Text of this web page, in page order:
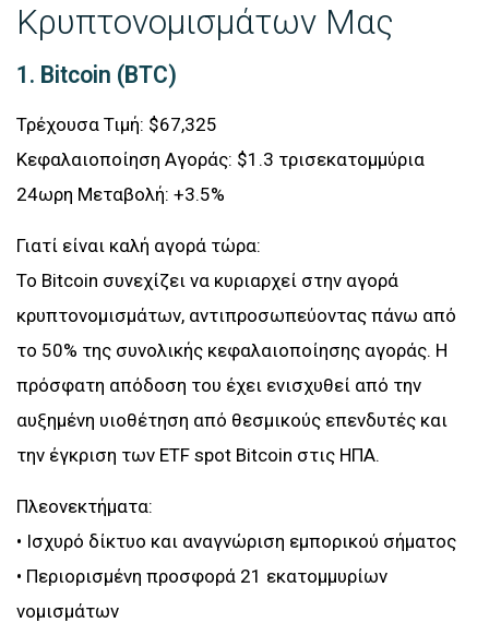
Κρυπτονομισμάτων Μας
1. Bitcoin (BTC)
Τρέχουσα Τιμή: $67,325
Κεφαλαιοποίηση Αγοράς: $1.3 τρισεκατομμύρια
24ωρη Μεταβολή: +3.5%
Γιατί είναι καλή αγορά τώρα:
Το Bitcoin συνεχίζει να κυριαρχεί στην αγορά
κρυπτονομισμάτων, αντιπροσωπεύοντας πάνω από
το 50% της συνολικής κεφαλαιοποίησης αγοράς. Η
πρόσφατη απόδοση του έχει ενισχυθεί από την
αυξημένη υιοθέτηση από θεσμικούς επενδυτές και
την έγκριση των ETF spot Bitcoin στις ΗΠΑ.
Πλεονεκτήματα:
• Ισχυρό δίκτυο και αναγνώριση εμπορικού σήματος
• Περιορισμένη προσφορά 21 εκατομμυρίων
νομισμάτων